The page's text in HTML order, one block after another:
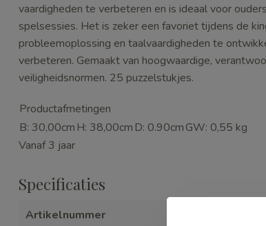
vaardigheden te verbeteren en is ideaal voor
spelsessies. Het is zeker een favoriet tijdens de
probleemoplossing en taalvaardigheden te
verbeteren. Gemaakt van hoogwaardige,
veiligheidsnormen. 25 puzzelstukjes.
Productafmetingen
B: 30,00cm H: 38,00cm D: 0.90cmGW: 0,55 kg
Vanaf 3 jaar
Specificaties
Artikelnummer